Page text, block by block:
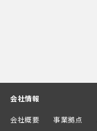
会社情報
会社概要 事業拠点